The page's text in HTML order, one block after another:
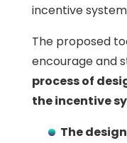
incentive
The proposed
encourage and
process of
the incentive
The